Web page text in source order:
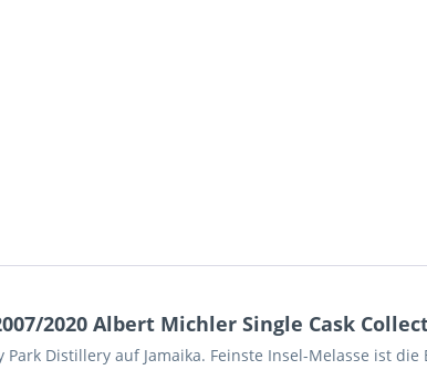
2020 Albert Michler Single Cask
Distillery auf Jamaika. Feinste Insel-Melasse ist